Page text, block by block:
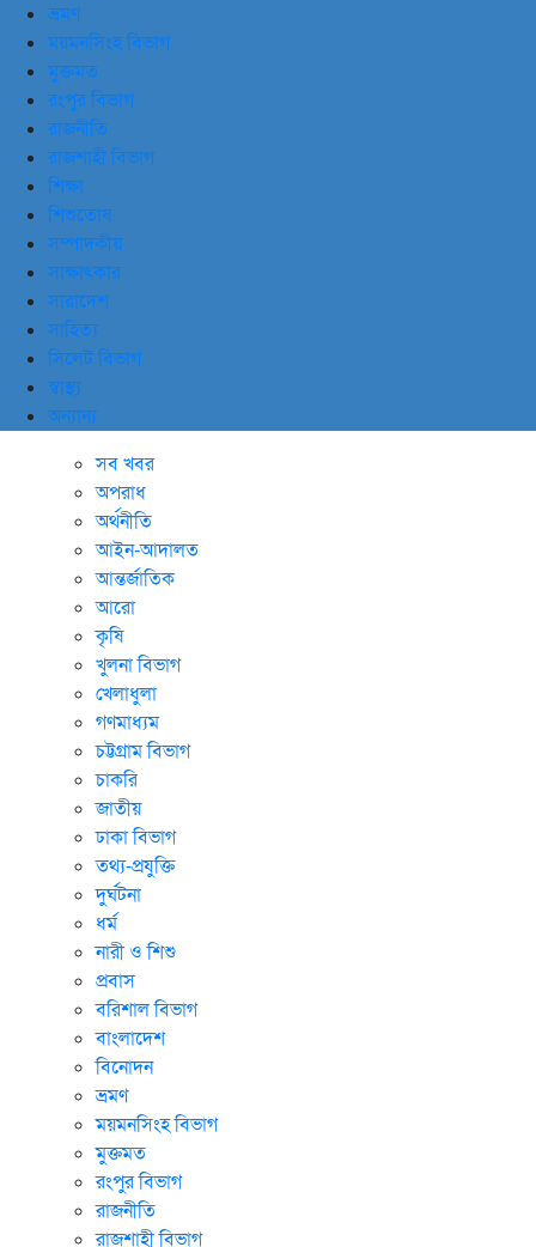
ভ্রমণ
ময়মনসিংহ বিভাগ
মুক্তমত
রংপুর বিভাগ
রাজনীতি
রাজশাহী বিভাগ
শিক্ষা
শিশুতোষ
সম্পাদকীয়
সাক্ষাৎকার
সারাদেশ
সাহিত্য
সিলেট বিভাগ
স্বাস্থ্য
অন্যান্য
সব খবর
অপরাধ
অর্থনীতি
আইন-আদালত
আন্তর্জাতিক
আরো
কৃষি
খুলনা বিভাগ
খেলাধুলা
গণমাধ্যম
চট্টগ্রাম বিভাগ
চাকরি
জাতীয়
ঢাকা বিভাগ
তথ্য-প্রযুক্তি
দুর্ঘটনা
ধর্ম
নারী ও শিশু
প্রবাস
বরিশাল বিভাগ
বাংলাদেশ
বিনোদন
ভ্রমণ
ময়মনসিংহ বিভাগ
মুক্তমত
রংপুর বিভাগ
রাজনীতি
রাজশাহী বিভাগ